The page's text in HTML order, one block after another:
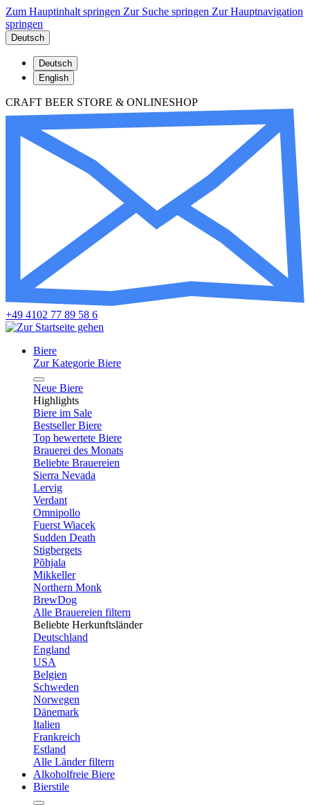
Zum Hauptinhalt springen Zur Suche springen Zur Hauptnavigation
springen
Deutsch
Deutsch
English
CRAFT BEER STORE & ONLINESHOP
+49 4102 77 89 58 6
Biere
Zur Kategorie Biere
Neue Biere
Highlights
Biere im Sale
Bestseller Biere
Top bewertete Biere
Brauerei des Monats
Beliebte Brauereien
Sierra Nevada
Lervig
Verdant
Omnipollo
Fuerst Wiacek
Sudden Death
Stigbergets
Põhjala
Mikkeller
Northern Monk
BrewDog
Alle Brauereien filtern
Beliebte Herkunftsländer
Deutschland
England
USA
Belgien
Schweden
Norwegen
Dänemark
Italien
Frankreich
Estland
Alle Länder filtern
Alkoholfreie Biere
Bierstile